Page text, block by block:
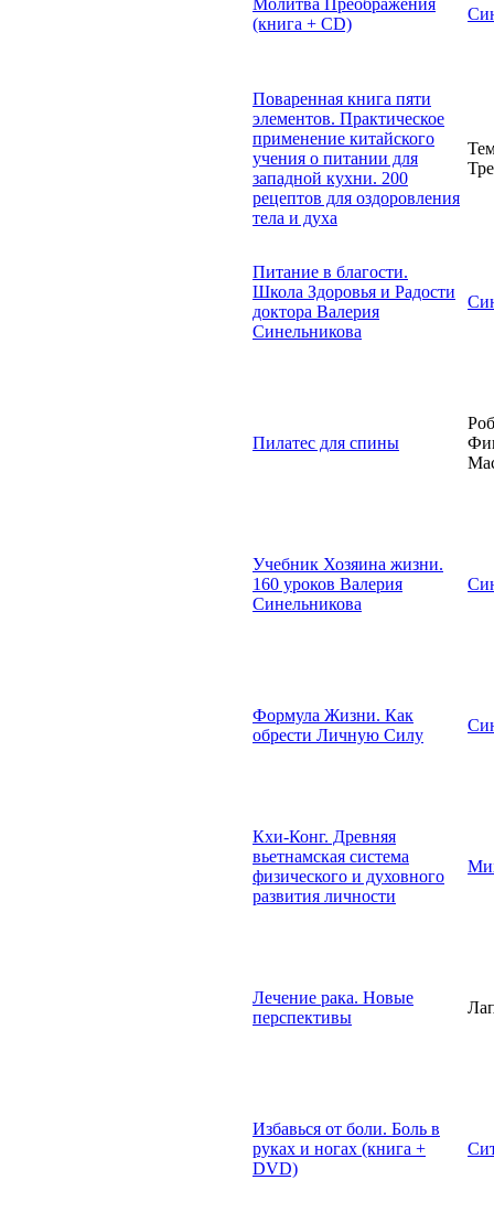
Молитва Преображения
(книга + CD)
Поваренная книга пяти
элементов. Практическое
применение китайского
учения о питании для
западной кухни. 200
рецептов для оздоровления
тела и духа
Питание в благости.
Школа Здоровья и Радости
доктора Валерия
Синельникова
Пилатес для спины
Учебник Хозяина жизни.
160 уроков Валерия
Синельникова
Формула Жизни. Как
обрести Личную Силу
Кхи-Конг. Древняя
вьетнамская система
физического и духовного
развития личности
Лечение рака. Новые
перспективы
Избавься от боли. Боль в
руках и ногах (книга +
DVD)